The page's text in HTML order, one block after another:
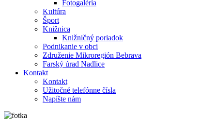
Fotogaléria
Kultúra
Šport
Knižnica
Knižničný poriadok
Podnikanie v obci
Združenie Mikroregión Bebrava
Farský úrad Nadlice
Kontakt
Kontakt
Užitočné telefónne čísla
Napíšte nám